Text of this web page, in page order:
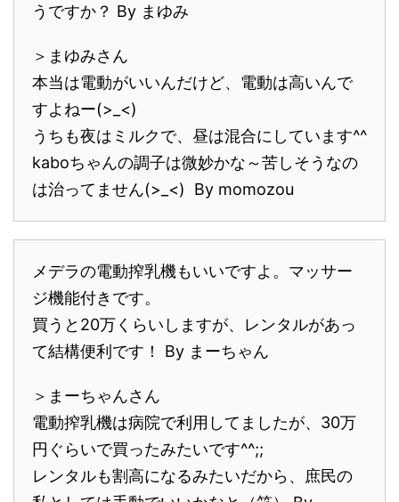
うですか？ By まゆみ
＞まゆみさん
本当は電動がいいんだけど、電動は高いんで
すよねー(>_<)
うちも夜はミルクで、昼は混合にしています^^
kaboちゃんの調子は微妙かな～苦しそうなの
は治ってません(>_<) By momozou
メデラの電動搾乳機もいいですよ。マッサー
ジ機能付きです。
買うと20万くらいしますが、レンタルがあっ
て結構便利です！ By まーちゃん
＞まーちゃんさん
電動搾乳機は病院で利用してましたが、30万
円ぐらいで買ったみたいです^^;;
レンタルも割高になるみたいだから、庶民の